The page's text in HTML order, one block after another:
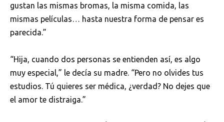
gustan las mismas bromas, la misma comida, las
mismas películas… hasta nuestra forma de pensar es
parecida.”
“Hija, cuando dos personas se entienden así, es algo
muy especial,” le decía su madre. “Pero no olvides tus
estudios. Tú quieres ser médica, ¿verdad? No dejes que
el amor te distraiga.”